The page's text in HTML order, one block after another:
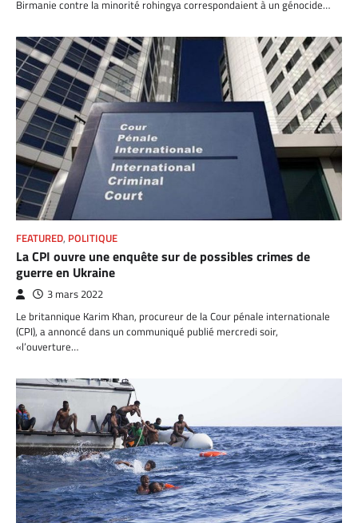
Birmanie contre la minorité rohingya correspondaient à un génocide…
FEATURED, POLITIQUE
La CPI ouvre une enquête sur de possibles crimes de
guerre en Ukraine
3 mars 2022
Le britannique Karim Khan, procureur de la Cour pénale internationale
(CPI), a annoncé dans un communiqué publié mercredi soir,
«l’ouverture…